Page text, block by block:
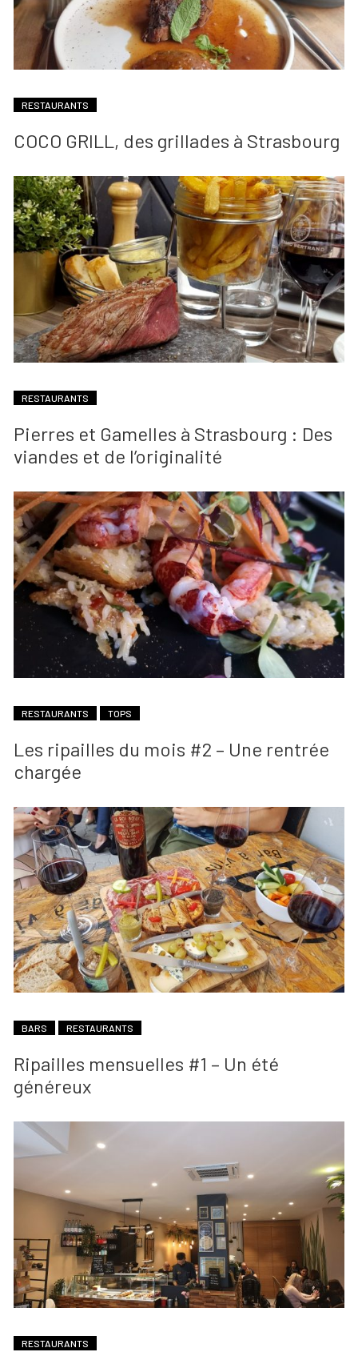
RESTAURANTS
COCO GRILL, des grillades à Strasbourg
RESTAURANTS
Pierres et Gamelles à Strasbourg : Des
viandes et de l’originalité
RESTAURANTS TOPS
Les ripailles du mois #2 – Une rentrée
chargée
BARS RESTAURANTS
Ripailles mensuelles #1 – Un été
généreux
RESTAURANTS